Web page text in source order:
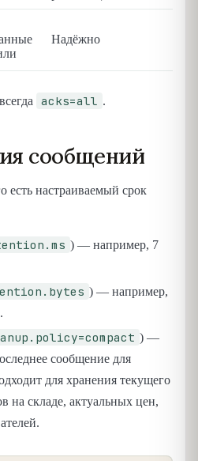
Надёжно
acks=all .
сообщений
есть настраиваемый срок
) — например, 7
) — например,
) —
сообщение для
для хранения текущего
на складе, актуальных цен,